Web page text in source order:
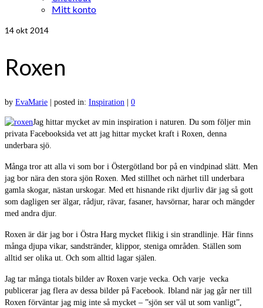
Mitt konto
14okt 2014
Roxen
by EvaMarie posted in: Inspiration 0
Jag hittar mycket av min inspiration i naturen. Du som följer min
privata Facebooksida vet att jag hittar mycket kraft i Roxen, denna
underbara sjö.
Många tror att alla vi som bor i Östergötland bor på en vindpinad slätt. Men
jag bor nära den stora sjön Roxen. Med stillhet och närhet till underbara
gamla skogar, nästan urskogar. Med ett hisnande rikt djurliv där jag så gott
som dagligen ser älgar, rådjur, rävar, fasaner, havsörnar, harar och mängder
med andra djur.
Roxen är där jag bor i Östra Harg mycket flikig i sin strandlinje. Här finns
många djupa vikar, sandstränder, klippor, steniga områden. Ställen som
alltid ser olika ut. Och som alltid lagar själen.
Jag tar många tiotals bilder av Roxen varje vecka. Och varje vecka
publicerar jag flera av dessa bilder på Facebook. Ibland när jag går ner till
Roxen förväntar jag mig inte så mycket – ”sjön ser väl ut som vanligt”,